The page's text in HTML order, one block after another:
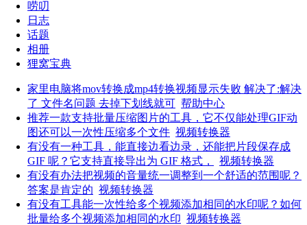
唠叨
日志
话题
相册
狸窝宝典
家里电脑将mov转换成mp4转换视频显示失败 解决了:解决
了 文件名问题 去掉下划线就可 帮助中心
推荐一款支持批量压缩图片的工具，它不仅能处理GIF动
图还可以一次性压缩多个文件 视频转换器
有没有一种工具，能直接边看边录，还能把片段保存成
GIF 呢？它支持直接导出为 GIF 格式，
视频转换器
有没有办法把视频的音量统一调整到一个舒适的范围呢？
答案是肯定的 视频转换器
有没有工具能一次性给多个视频添加相同的水印呢？如何
批量给多个视频添加相同的水印 视频转换器